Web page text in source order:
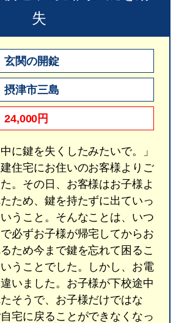
失
玄関の開錠
摂津市三島
24,000円
に鍵を失くしたみたいで。」
住宅にお住いのお客様よりご
。その日、お客様はお子様よ
ため、鍵を持たずに出ていっ
うこと。そんなことは、いつ
必ずお子様が帰宅してからお
ため今まで鍵を忘れて困るこ
うことでした。しかし、お電
いました。お子様が下校途中
そうで、お子様だけではな
宅に戻ることができなくなっ